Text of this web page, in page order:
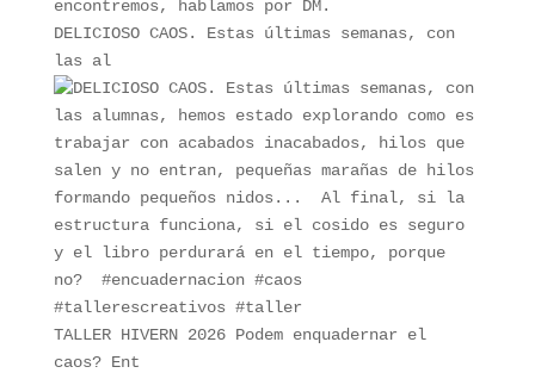
DELICIOSO CAOS. Estas últimas semanas, con
las al
TALLER HIVERN 2026 Podem enquadernar el
caos? Ent